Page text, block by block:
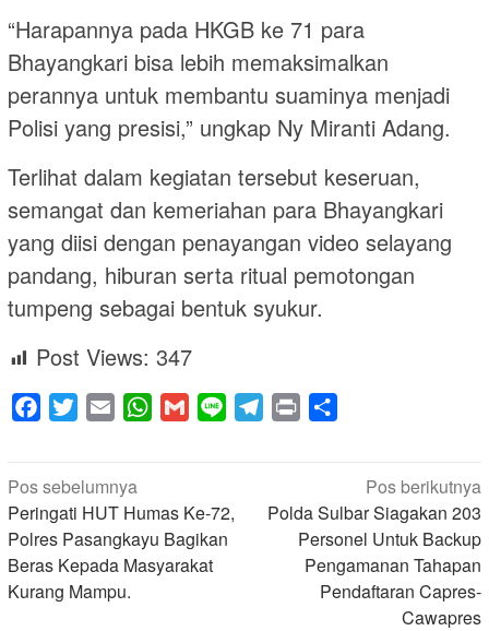
“Harapannya pada HKGB ke 71 para
Bhayangkari bisa lebih memaksimalkan
perannya untuk membantu suaminya menjadi
Polisi yang presisi,” ungkap Ny Miranti Adang.
Terlihat dalam kegiatan tersebut keseruan,
semangat dan kemeriahan para Bhayangkari
yang diisi dengan penayangan video selayang
pandang, hiburan serta ritual pemotongan
tumpeng sebagai bentuk syukur.
Post Views: 347
Facebook
Twitter Email WhatsApp
Gmail Line Telegram
Print
Navigasi
pos
Pos sebelumnya
Peringati HUT Humas Ke-72,
Polres Pasangkayu Bagikan
Beras Kepada Masyarakat
Kurang Mampu.
Pos berikutnya
Polda Sulbar Siagakan 203
Personel Untuk Backup
Pengamanan Tahapan
Pendaftaran Capres-
Cawapres